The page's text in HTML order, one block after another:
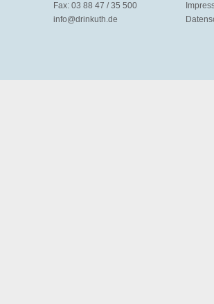
Fax: 03 88 47 / 35 500
info@drinkuth.de